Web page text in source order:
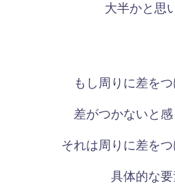
大半かと思
もし周りに差を
差がつかないと
それは周りに差を
具体的な要